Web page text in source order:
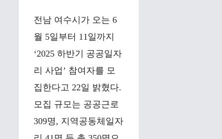
전남 여수시가 오는 6
월 5일부터 11일까지
‘2025 하반기 공공일자
리 사업’ 참여자를 모
집한다고 22일 밝혔다.
모집 규모는 공공근로
309명, 지역공동체일자